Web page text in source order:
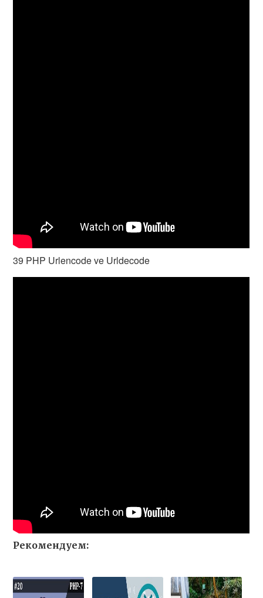
39 PHP Urlencode ve Urldecode
Рекомендуем: